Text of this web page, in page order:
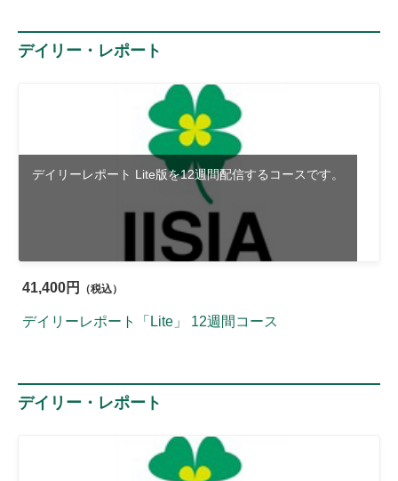
デイリー・レポート
デイリーレポート Lite版を12週間配信するコースです。
41,400円 （税込）
デイリーレポート「Lite」 12週間コース
デイリー・レポート